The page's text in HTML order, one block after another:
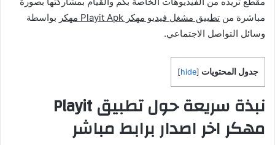
مباشرة من تطبيق مشغل فيديو مهكر Playit Apk مهكر
بواسطة
وسائل التواصل الاجتماعي.
جدول المحتويات [
hide
]
نبذة سريعة حول تطبيق Playit
مهكر اخر اصدار برابط مباشر